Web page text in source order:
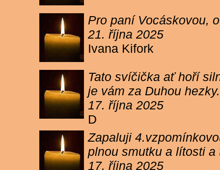
Pro paní Vocáskovou,
21. října 2025
Ivana Kifork
Tato svíčička ať hoří
je vám za Duhou
17. října 2025
D
Zapaluji
plnou smutku a lítosti
17. října 2025